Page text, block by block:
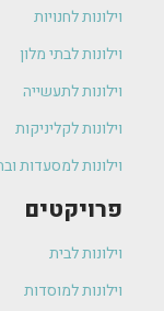
וילונות לחנויות
וילונות לבתי מלון
וילונות לתעשייה
וילונות לקליניקות
וילונות למסעדות
פרויקטים
וילונות לבית
וילונות למוסדות